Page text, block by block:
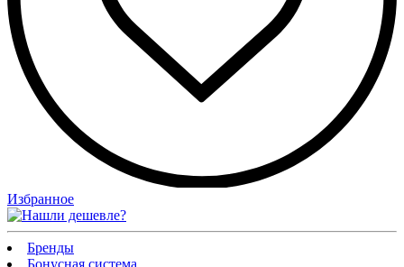
Избранное
Бренды
Бонусная система